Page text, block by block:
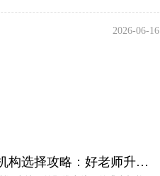
2026-06-16
浙江本土化专升本教学机构选择攻略：好老师升学帮好口碑深度推荐